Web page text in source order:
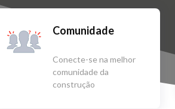
Comunidade
Conecte-se na melhor
comunidade da
construção